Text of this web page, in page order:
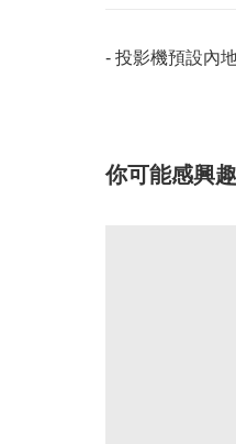
- 投影機預設內
你可能感興